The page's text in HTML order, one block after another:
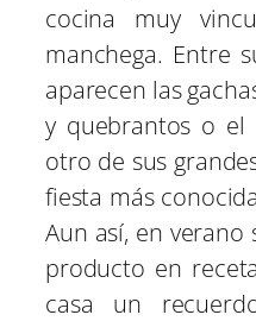
cocina muy
manchega. Entre
aparecen las
y quebrantos o el
otro de sus
fiesta más
Aun así, en
producto en
casa un